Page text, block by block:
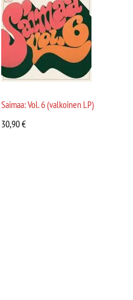
Saimaa: Vol. 6 (valkoinen LP)
30,90€